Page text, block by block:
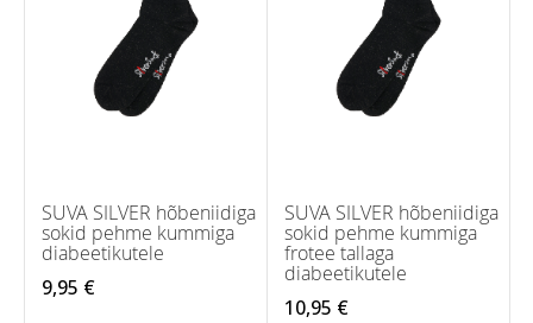
SUVA SILVER hõbeniidiga
sokid pehme kummiga
diabeetikutele
9,95 €
SUVA SILVER hõbeniidiga
sokid pehme kummiga
frotee tallaga
diabeetikutele
10,95 €